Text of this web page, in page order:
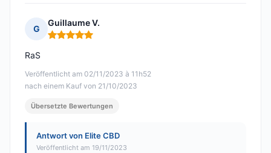
G
Guillaume V.
Hinweis: 5 von 5
Veröffentlicht am 02/11/2023 à 11h52
nach einem Kauf von 21/10/2023
RaS
Übersetzte Bewertungen
Antwort von Elite CBD
Veröffentlicht am 19/11/2023